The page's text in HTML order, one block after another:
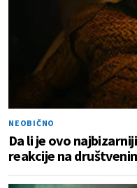
NEOBIČNO
Da li je ovo
reakcije na